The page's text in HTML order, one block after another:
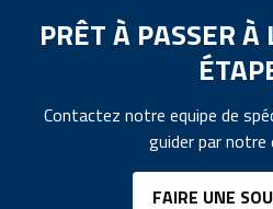
PRÊT À PASSER
Contactez notre equipe de
guider par notre
FAIRE UNE